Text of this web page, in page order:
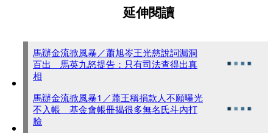
延伸閱讀
馬辦金流掀風暴／蕭旭岑王光慈說詞漏洞
百出 馬英九怒提告：只有司法查得出真
相
馬辦金流掀風暴1／蕭王稱捐款人不願曝光
不入帳 基金會帳冊揭很多無名氏斗內打
臉